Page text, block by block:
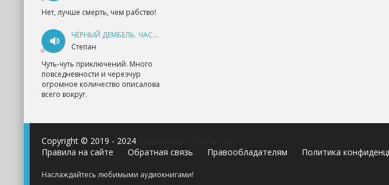
Нет, лучше смерть, чем рабство!
ЧЁРНЫЙ ДЕМБЕЛЬ. ЧАСТЬ 1 - АНДРЕЙ ФЕДИН
Степан
Чуть-чуть приключений. Много
повседневности и черезчур
огромное количество описалова
всего вокруг.
Copyright © 2019 - 2024
Правила на сайте
Обратная связь Правообладателям Политика
Наслаждайтесь любимыми аудиокнигами!